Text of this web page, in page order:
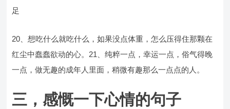
足
20、想吃什么就吃什么，如果没点体重，怎么压得住那颗在
红尘中蠢蠢欲动的心。21、纯粹一点，幸运一点，俗气得晚
一点，做无趣的成年人里面，稍微有趣那么一点点的人。
三，感慨一下心情的句子